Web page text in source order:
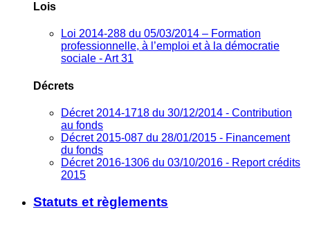
Lois
Loi 2014-288 du 05/03/2014 – Formation
professionnelle, à l’emploi et à la démocratie
sociale - Art 31
Décrets
Décret 2014-1718 du 30/12/2014 - Contribution
au fonds
Décret 2015-087 du 28/01/2015 - Financement
du fonds
Décret 2016-1306 du 03/10/2016 - Report crédits
2015
Statuts et règlements